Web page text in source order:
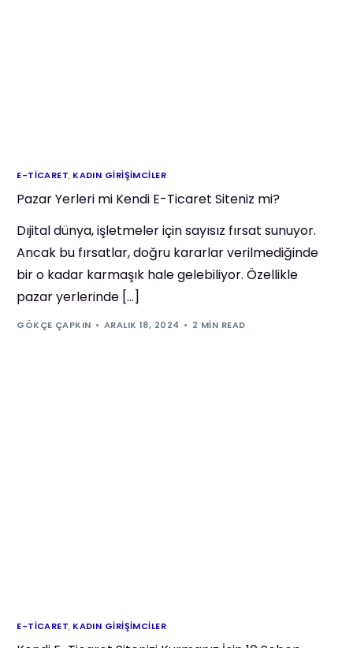
E-TICARET, KADIN GIRIŞIMCILER
Pazar Yerleri mi Kendi E-Ticaret Siteniz mi?
Dıjital dünya, işletmeler için sayısız fırsat sunuyor.
Ancak bu fırsatlar, doğru kararlar verilmediğinde
bir o kadar karmaşık hale gelebiliyor. Özellikle
pazar yerlerinde […]
GÖKÇE ÇAPKIN ARALIK 18, 2024 2 MIN READ
E-TICARET, KADIN GIRIŞIMCILER